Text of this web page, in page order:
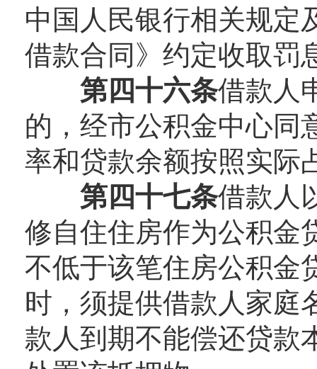
中国人民银行相关规定
借款合同》约定收取罚
第四十六条借款人
的，经市公积金中心同
率和贷款余额按照实际
第四十七条借款人
修自住住房作为公积金
不低于该笔住房公积金
时，须提供借款人家庭
款人到期不能偿还贷款